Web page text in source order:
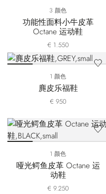
3 颜色
功能性面料小牛皮革
Octane 运动鞋
€ 1.550
1 颜色
麂皮乐福鞋
€ 950
1 颜色
哑光鳄鱼皮革 Octane 运
动鞋
€ 9.250